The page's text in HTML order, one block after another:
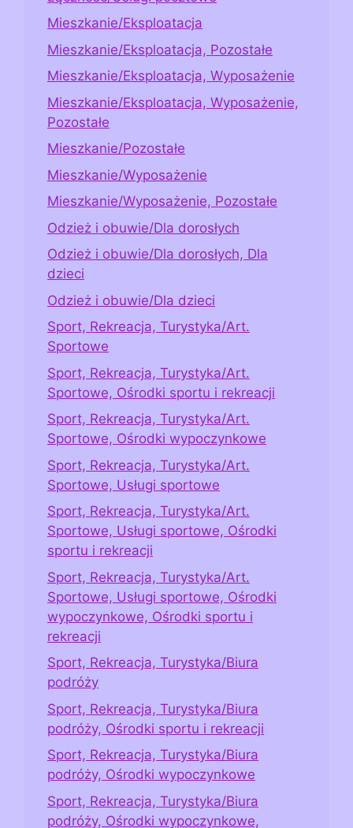
Mieszkanie/Eksploatacja
Mieszkanie/Eksploatacja, Pozostałe
Mieszkanie/Eksploatacja, Wyposażenie
Mieszkanie/Eksploatacja, Wyposażenie,
Pozostałe
Mieszkanie/Pozostałe
Mieszkanie/Wyposażenie
Mieszkanie/Wyposażenie, Pozostałe
Odzież i obuwie/Dla dorosłych
Odzież i obuwie/Dla dorosłych, Dla
dzieci
Odzież i obuwie/Dla dzieci
Sport, Rekreacja, Turystyka/Art.
Sportowe
Sport, Rekreacja, Turystyka/Art.
Sportowe, Ośrodki sportu i rekreacji
Sport, Rekreacja, Turystyka/Art.
Sportowe, Ośrodki wypoczynkowe
Sport, Rekreacja, Turystyka/Art.
Sportowe, Usługi sportowe
Sport, Rekreacja, Turystyka/Art.
Sportowe, Usługi sportowe, Ośrodki
sportu i rekreacji
Sport, Rekreacja, Turystyka/Art.
Sportowe, Usługi sportowe, Ośrodki
wypoczynkowe, Ośrodki sportu i
rekreacji
Sport, Rekreacja, Turystyka/Biura
podróży
Sport, Rekreacja, Turystyka/Biura
podróży, Ośrodki sportu i rekreacji
Sport, Rekreacja, Turystyka/Biura
podróży, Ośrodki wypoczynkowe
Sport, Rekreacja, Turystyka/Biura
podróży, Ośrodki wypoczynkowe,